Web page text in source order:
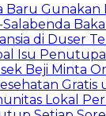
Baru
di Duser
Isu
Beji Minta
Gratis
Lokal